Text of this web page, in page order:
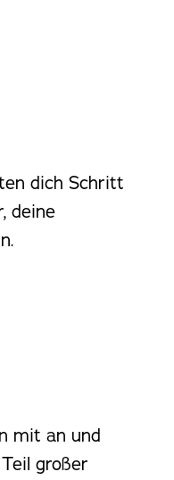
dich Schritt
deine
mit an und
großer